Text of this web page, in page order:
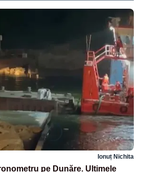
Ionuț Nichita
pe Dunăre. Ultimele